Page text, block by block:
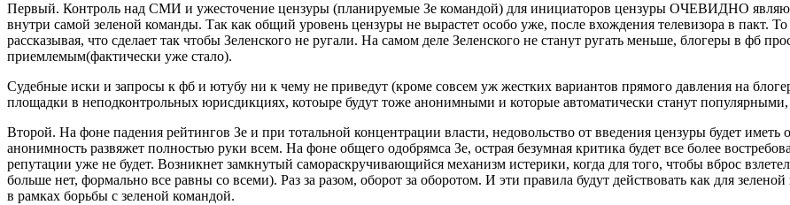
Первый. Контроль над СМИ и ужесточение цензуры (планируемые Зе командой) для инициаторов цензуры ОЧЕВИДНО
внутри самой зеленой команды. Так как общий уровень цензуры не вырастет особо уже, после вхождения телевизора в
рассказывая, что сделает так чтобы Зеленского не ругали. На самом деле Зеленского не станут ругать меньше, блогеры в фб
приемлемым(фактически уже стало).
Судебные иски и запросы к фб и ютубу ни к чему не приведут (кроме совсем уж жестких вариантов прямого давления на
площадки в неподконтрольных юрисдикциях, котоыре будут тоже анонимными и которые автоматически станут популярными,
Второй. На фоне падения рейтингов Зе и при тотальной концентрации власти, недовольство от введения цензуры будет
анонимность развяжет полностью руки всем. На фоне общего одобрямса Зе, острая безумная критика будет все более
репутации уже не будет. Возникнет замкнутый самораскручивающийся механизм истерики, когда для того, чтобы вброс
больше нет, формально все равны со всеми). Раз за разом, оборот за оборотом. И эти правила будут действовать как для
в рамках борьбы с зеленой командой.